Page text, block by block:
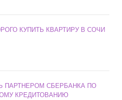
КУПИТЬ КВАРТИРУ В СОЧИ
ПАРТНЕРОМ СБЕРБАНКА ПО
КРЕДИТОВАНИЮ